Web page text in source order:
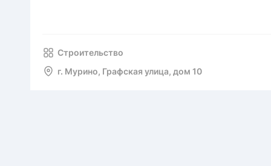
Строительство
г. Мурино, Графская улица, дом 10